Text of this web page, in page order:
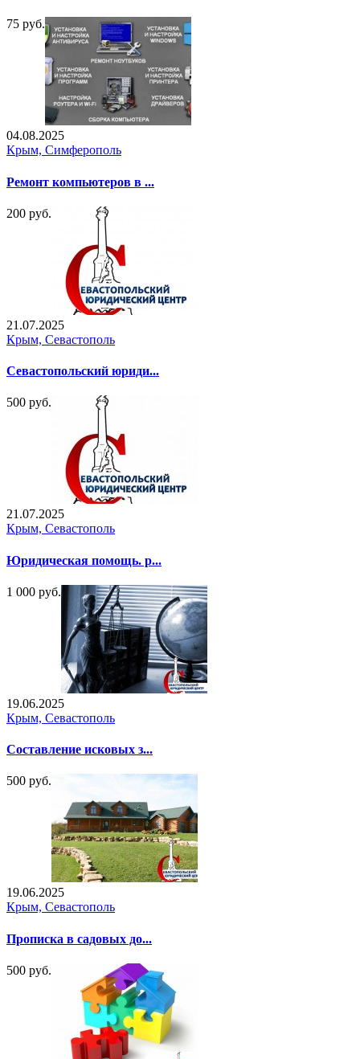
75 руб.
04.08.2025
Крым, Симферополь
Ремонт компьютеров в ...
200 руб.
21.07.2025
Крым, Севастополь
Севастопольский юриди...
500 руб.
21.07.2025
Крым, Севастополь
Юридическая помощь. р...
1 000 руб.
19.06.2025
Крым, Севастополь
Составление исковых з...
500 руб.
19.06.2025
Крым, Севастополь
Прописка в садовых до...
500 руб.